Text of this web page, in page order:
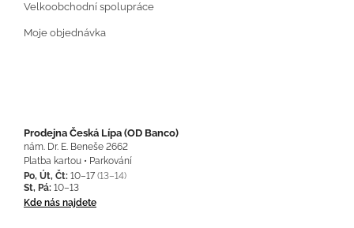
Velkoobchodní spolupráce
Moje objednávka
Prodejna Česká Lípa (OD Banco)
nám. Dr. E. Beneše 2662
Platba kartou • Parkování
Po, Út, Čt: 10–17 (13–14)
St, Pá: 10–13
Kde nás najdete